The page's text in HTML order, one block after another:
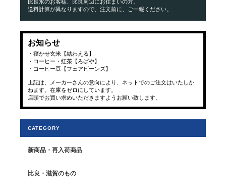
比良水のお客様、比良周辺にお住まいの方。
送料計算が異なりますので、注文前に、ご一報ください。
お知らせ
・寝かせ玄米【結わえる】
・コーヒー・紅茶【ろばや】
・コーヒー豆【フェアビーンズ】
上記は、メーカーさんの意向により、ネットでのご注文はいたしか
ねます。在庫をゼロにしています。
店頭でお買い求めいただきますようお願い致します。
CATEGORY
新商品・再入荷商品
比良・滋賀のもの